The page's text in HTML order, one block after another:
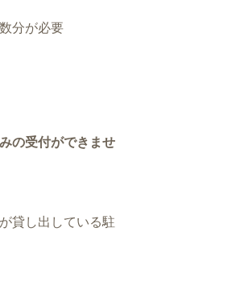
分が必要
の受付ができませ
貸し出している駐